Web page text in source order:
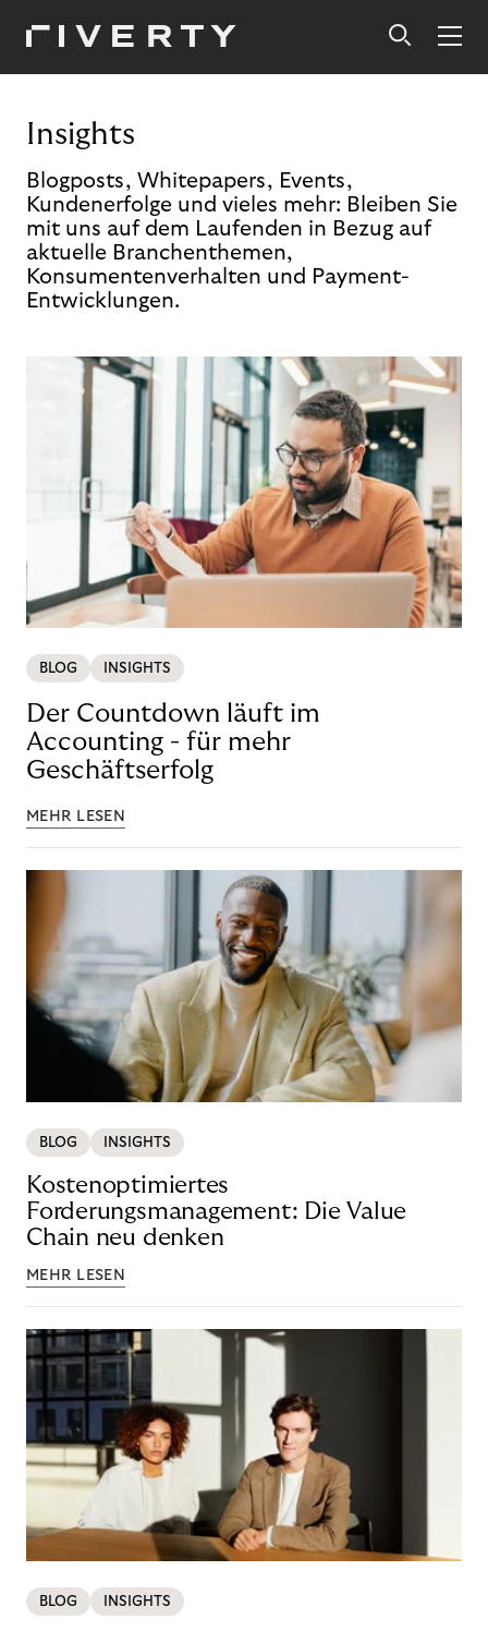
Insights
Blogposts, Whitepapers, Events,
Kundenerfolge und vieles mehr: Bleiben Sie
mit uns auf dem Laufenden in Bezug auf
aktuelle Branchenthemen,
Konsumentenverhalten und Payment-
Entwicklungen.
BLOG INSIGHTS
Der Countdown läuft im
Accounting - für mehr
Geschäftserfolg
MEHR LESEN
BLOG INSIGHTS
Kostenoptimiertes
Forderungsmanagement: Die Value
Chain neu denken
MEHR LESEN
BLOG INSIGHTS